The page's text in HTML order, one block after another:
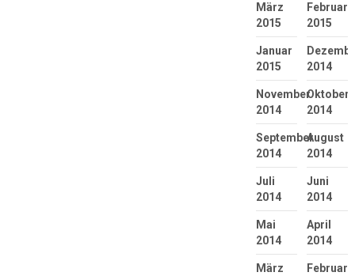
März
2015
Februar
2015
Januar
2015
2014
November
2014
Oktober
2014
September
2014
August
2014
Juli
2014
Juni
2014
Mai
2014
April
2014
März
Februar